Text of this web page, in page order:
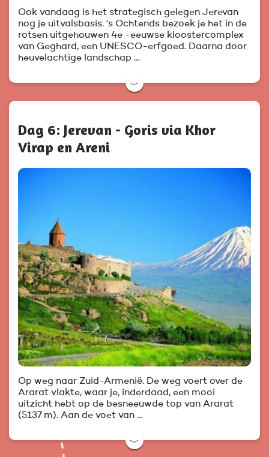
Ook vandaag is het strategisch gelegen Jerevan
nog je uitvalsbasis. ‘s Ochtends bezoek je het in de
rotsen uitgehouwen 4e -eeuwse kloostercomplex
van Geghard, een UNESCO-erfgoed. Daarna door
heuvelachtige landschap …
﹀
Dag 6: Jerevan - Goris via Khor
Virap en Areni
Op weg naar Zuid-Armenië. De weg voert over de
Ararat vlakte, waar je, inderdaad, een mooi
uitzicht hebt op de besneeuwde top van Ararat
(5137 m). Aan de voet van …
﹀